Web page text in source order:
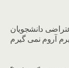
دانشجویان